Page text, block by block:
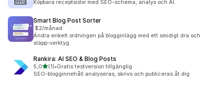
Köpbara receptsidor med SEO-schema, analys och AI.
Smart Blog Post Sorter
$2/månad
Ändra enkelt ordningen på blogginlägg med ett smidigt dra och
släpp-verktyg.
Rankira: AI SEO & Blog Posts
5,0av 5 stjärnor
(1)
1 recensioner totalt
•Gratis testversion tillgänglig
SEO-blogginnehåll analyseras, skrivs och publiceras åt dig